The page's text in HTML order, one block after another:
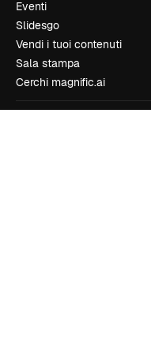
Eventi
Slidesgo
Vendi i tuoi contenuti
Sala stampa
Cerchi magnific.ai